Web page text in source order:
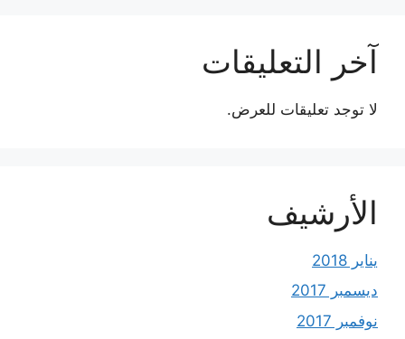
آخر التعليقات
لا توجد تعليقات للعرض.
الأرشيف
يناير 2018
ديسمبر 2017
نوفمبر 2017